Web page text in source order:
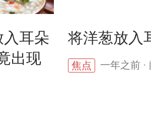
将洋葱放入
焦点 一年之前 ·